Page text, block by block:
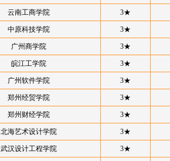
云南工商学院 3★
中原科技学院 3★
广州商学院 3★
皖江工学院 3★
广州软件学院 3★
郑州经贸学院 3★
郑州财经学院 3★
北海艺术设计学院 3★
武汉设计工程学院 3★